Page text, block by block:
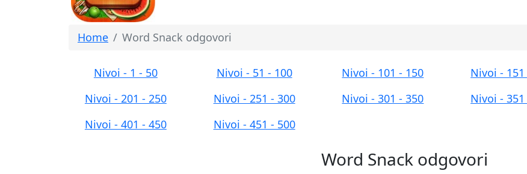
Home Word Snack odgovori
Nivoi - 1 - 50 Nivoi - 51 - 100 Nivoi - 101 - 150
Nivoi - 151
Nivoi - 201 - 250
Nivoi - 251 - 300 Nivoi - 301 - 350
Nivoi - 351
Nivoi - 401 - 450
Nivoi - 451 - 500
Word Snack odgovori